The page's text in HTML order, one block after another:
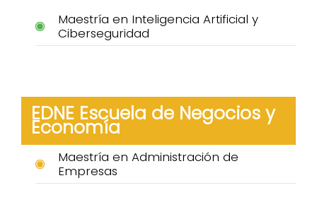
Maestría en Inteligencia Artificial y
Ciberseguridad
EDNE Escuela de Negocios y
Economía
Maestría en Administración de
Empresas